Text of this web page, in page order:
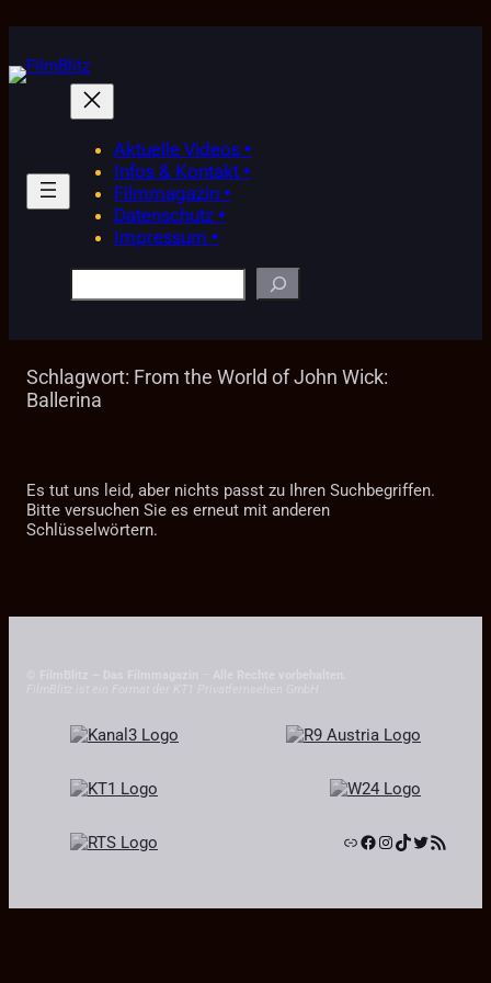
springen
Aktuelle Videos •
Infos & Kontakt •
Filmmagazin •
Datenschutz •
Impressum •
Suchen
Schlagwort: From the World of John Wick:
Ballerina
Es tut uns leid, aber nichts passt zu Ihren Suchbegriffen.
Bitte versuchen Sie es erneut mit anderen
Schlüsselwörtern.
LinkFacebook
Instagram
TikTok
Twitter
RSS-Feed